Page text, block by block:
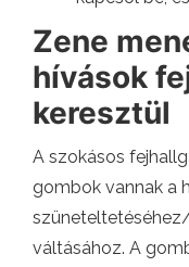
Zene
hívások
keresztül
A szokásos
gombok vannak a
váltásához. A